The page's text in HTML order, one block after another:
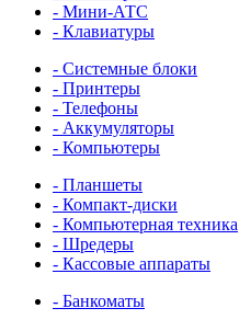
- Мини-АТС
- Клавиатуры
- Системные блоки
- Принтеры
- Телефоны
- Аккумуляторы
- Компьютеры
- Планшеты
- Компакт-диски
- Компьютерная техника
- Шредеры
- Кассовые аппараты
- Банкоматы